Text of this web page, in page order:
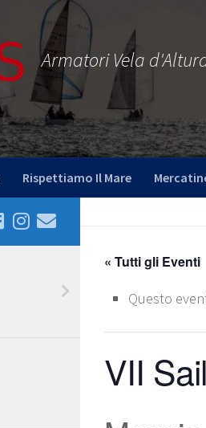
Armatori Vela
Rispettiamo Il Mare
« Tutti gli Eventi
Questo
VII